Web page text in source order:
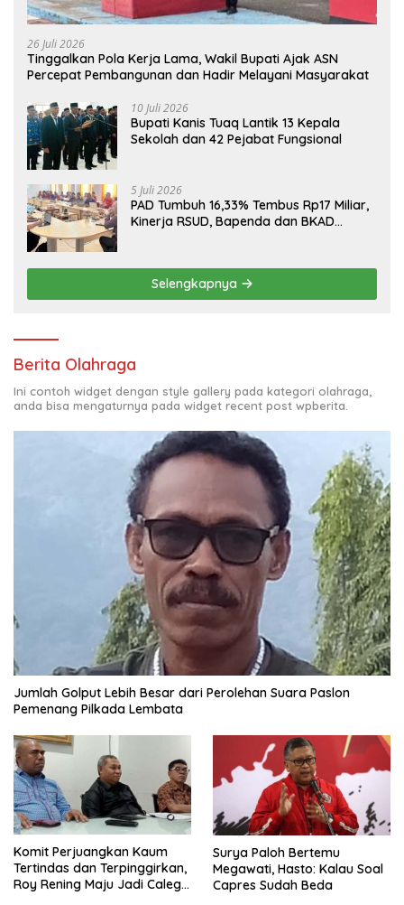
26 Juli 2026
Tinggalkan Pola Kerja Lama, Wakil Bupati Ajak ASN
Percepat Pembangunan dan Hadir Melayani Masyarakat
10 Juli 2026
Bupati Kanis Tuaq Lantik 13 Kepala
Sekolah dan 42 Pejabat Fungsional
5 Juli 2026
PAD Tumbuh 16,33% Tembus Rp17 Miliar,
Kinerja RSUD, Bapenda dan BKAD
Selengkapnya
Berita Olahraga
Ini contoh widget dengan style gallery pada kategori olahraga,
anda bisa mengaturnya pada widget recent post wpberita.
Jumlah Golput Lebih Besar dari Perolehan Suara Paslon
Pemenang Pilkada Lembata
Komit Perjuangkan Kaum
Tertindas dan Terpinggirkan,
Roy Rening Maju Jadi Caleg
Surya Paloh Bertemu
Megawati, Hasto: Kalau Soal
Capres Sudah Beda